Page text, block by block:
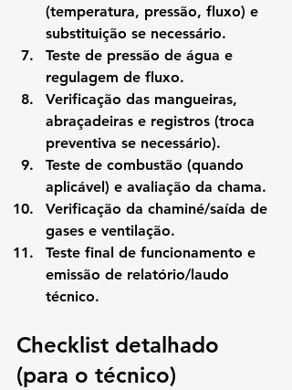
(temperatura, pressão, fluxo) e
substituição se necessário.
Teste de pressão de água e
regulagem de fluxo.
Verificação das mangueiras,
abraçadeiras e registros (troca
preventiva se necessário).
Teste de combustão (quando
aplicável) e avaliação da chama.
Verificação da chaminé/saída de
gases e ventilação.
Teste final de funcionamento e
emissão de relatório/laudo
técnico.
Checklist detalhado
(para o técnico)